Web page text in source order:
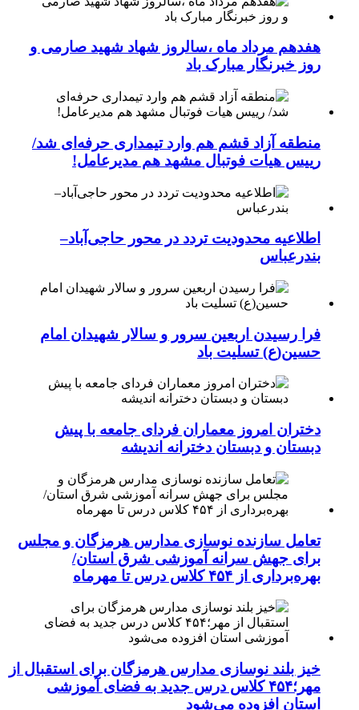
هفدهم مرداد ماه ،سالروز شهاد شهید صارمی و
روز خبرنگار مبارک باد
منطقه آزاد قشم هم وارد تیمداری حرفه‌ای شد/
رییس هیات فوتبال مشهد هم مدیرعامل!
اطلاعیه محدودیت تردد در محور حاجی‌آباد–
بندرعباس
فرا رسیدن اربعین سرور و سالار شهیدان امام
حسین(ع) تسلیت باد
دختران امروز معماران فردای جامعه با پیش
دبستان و دبستان دخترانه اندیشه
تعامل سازنده نوسازی مدارس هرمزگان و مجلس
برای جهش سرانه آموزشی شرق استان/
بهره‌برداری از ۴۵۴ کلاس درس تا مهرماه
خیز بلند نوسازی مدارس هرمزگان برای استقبال از
مهر؛۴۵۴ کلاس درس جدید به فضای آموزشی
استان افزوده می‌شود